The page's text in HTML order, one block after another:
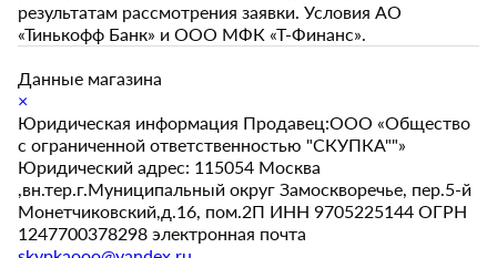
результатам рассмотрения заявки. Условия АО
«Тинькофф Банк» и ООО МФК «Т-Финанс».
Данные магазина
×
Юридическая информация Продавец:ООО «Общество
с ограниченной ответственностью "СКУПКА""»
Юридический адрес: 115054 Москва
,вн.тер.г.Муниципальный округ Замоскворечье, пер.5-й
Монетчиковский,д.16, пом.2П ИНН 9705225144 ОГРН
1247700378298 электронная почта